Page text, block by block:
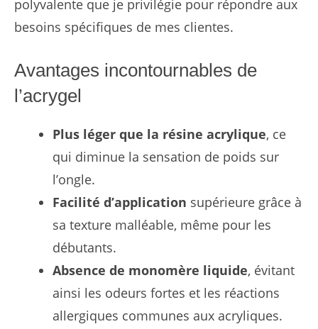
polyvalente que je privilégie pour répondre aux
besoins spécifiques de mes clientes.
Avantages incontournables de
l’acrygel
Plus léger que la résine acrylique, ce
qui diminue la sensation de poids sur
l’ongle.
Facilité d’application supérieure grâce à
sa texture malléable, même pour les
débutants.
Absence de monomère liquide, évitant
ainsi les odeurs fortes et les réactions
allergiques communes aux acryliques.